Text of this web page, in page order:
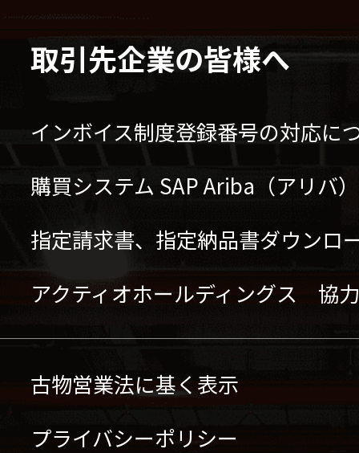
取引先企業の皆様へ
インボイス制度登録番号の対応に
購買システム SAP Ariba（アリバ
指定請求書、指定納品書ダウンロ
アクティオホールディングス 協
古物営業法に基く表示
プライバシーポリシー